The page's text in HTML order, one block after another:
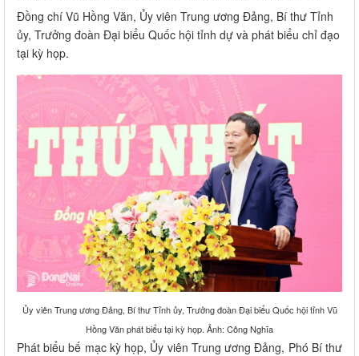
Đồng chí Vũ Hồng Văn, Ủy viên Trung ương Đảng, Bí thư Tỉnh
ủy, Trưởng đoàn Đại biểu Quốc hội tỉnh dự và phát biểu chỉ đạo
tại kỳ họp.
Ủy viên Trung ương Đảng, Bí thư Tỉnh ủy, Trưởng đoàn Đại biểu Quốc hội tỉnh Vũ
Hồng Văn phát biểu tại kỳ họp. Ảnh: Công Nghĩa
Phát biểu bế mạc kỳ họp, Ủy viên Trung ương Đảng, Phó Bí thư